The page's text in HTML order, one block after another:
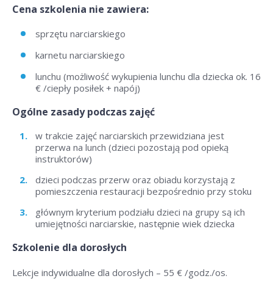
Cena szkolenia nie zawiera:
sprzętu narciarskiego
karnetu narciarskiego
lunchu (możliwość wykupienia lunchu dla dziecka ok. 16
€ /ciepły posiłek + napój)
Ogólne zasady podczas zajęć
w trakcie zajęć narciarskich przewidziana jest
przerwa na lunch (dzieci pozostają pod opieką
instruktorów)
dzieci podczas przerw oraz obiadu korzystają z
pomieszczenia restauracji bezpośrednio przy stoku
głównym kryterium podziału dzieci na grupy są ich
umiejętności narciarskie, następnie wiek dziecka
Szkolenie dla dorosłych
Lekcje indywidualne dla dorosłych – 55 € /godz./os.